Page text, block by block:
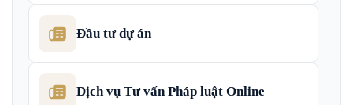
Đầu tư dự án
Dịch vụ Tư vấn Pháp luật Online